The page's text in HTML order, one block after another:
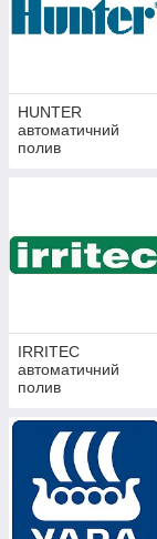
HUNTER
автоматичний
полив
IRRITEC
автоматичний
полив